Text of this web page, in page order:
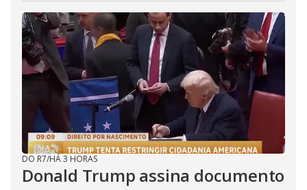
DO R7/HÁ 3 HORAS
Donald Trump assina documento